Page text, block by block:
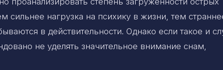
нагрузка на психику в жизни, тем
в действительности. Однако если такое и
не уделять значительное внимание снам,